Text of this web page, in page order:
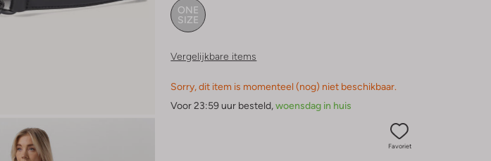
ONE
SIZE
Vergelijkbare items
Sorry, dit item is momenteel (nog) niet beschikbaar.
Voor 23:59 uur besteld, woensdag in huis
Favoriet